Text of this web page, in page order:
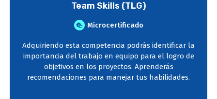
Team Skills (TLG)
Microcertificado
Adquiriendo esta competencia podrás identificar la
importancia del trabajo en equipo para el logro de
objetivos en los proyectos. Aprenderás
recomendaciones para manejar tus habilidades.